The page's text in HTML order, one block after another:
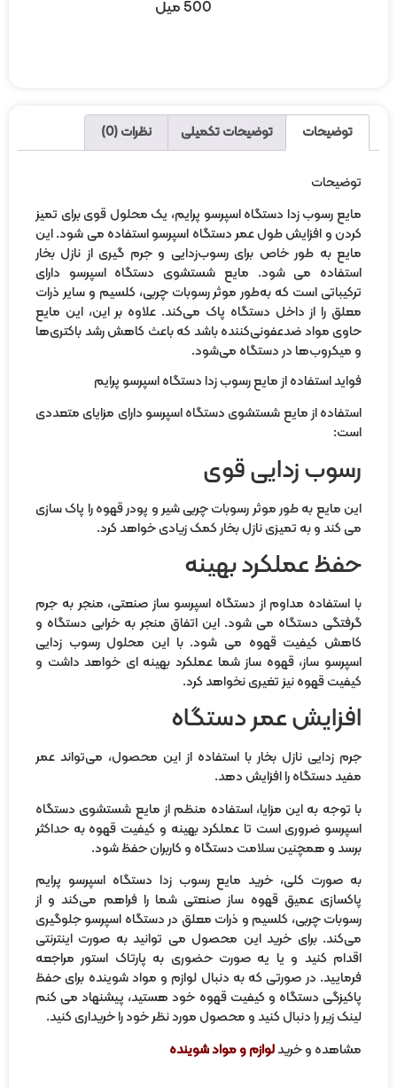
توضیحات توضیحات تکمیلی نظرات (0)
رسوب زدا دستگاه اسپرسو پرایم، یک محلول قوی برای تمیز
و افزایش طول عمر دستگاه اسپرسو استفاده می شود. این
به طور خاص برای رسوب‌زدایی و جرم گیری از نازل‌ بخار
می شود. مایع شستشوی دستگاه اسپرسو دارای
است که به‌طور موثر رسوبات چربی، کلسیم و سایر ذرات
را از داخل دستگاه پاک می‌کند. علاوه بر این، این مایع
مواد ضدعفونی‌کننده باشد که باعث کاهش رشد باکتری‌ها
در دستگاه می‌شود.
استفاده از مایع رسوب زدا دستگاه اسپرسو پرایم
از مایع شستشوی دستگاه اسپرسو دارای مزایای متعددی
زدایی قوی
مایع به طور موثر رسوبات چربی شیر و پودر قهوه را پاک سازی
کند و به تمیزی نازل بخار کمک زیادی خواهد کرد.
عملکرد بهینه
استفاده مداوم از دستگاه اسپرسو ساز صنعتی، منجر به جرم
دستگاه می شود. این اتفاق منجر به خرابی دستگاه و
کیفیت قهوه می شود. با این محلول رسوب زدایی
ساز، قهوه ساز شما عملکرد بهینه ای خواهد داشت و
قهوه نیز تغیری نخواهد کرد.
عمر دستگاه
زدایی نازل بخار با استفاده از این محصول، می‌تواند عمر
دستگاه را افزایش دهد.
توجه به این مزایا، استفاده منظم از مایع شستشوی دستگاه
ضروری است تا عملکرد بهینه و کیفیت قهوه به حداکثر
و همچنین سلامت دستگاه و کاربران حفظ شود.
صورت کلی، خرید مایع رسوب زدا دستگاه اسپرسو پرایم
عمیق قهوه ساز صنعتی شما را فراهم می‌کند و از
چربی، کلسیم و ذرات معلق در دستگاه اسپرسو جلوگیری
برای خرید این محصول می توانید به صورت اینترنتی
کنید و یا یه صورت حضوری به پارتاک استور مراجعه
در صورتی که به دنبال لوازم و مواد شوینده برای حفظ
دستگاه و کیفیت قهوه خود هستید، پیشنهاد می کنم
زیر را دنبال کنید و محصول مورد نظر خود را خریداری کنید.
و خریدلوازم و مواد شوینده